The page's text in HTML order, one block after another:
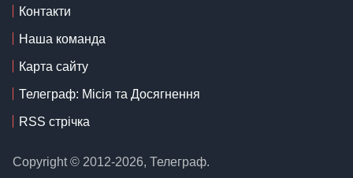
Контакти
Наша команда
Карта сайту
Телеграф: Місія та Досягнення
RSS стрічка
Copyright © 2012-2026, Телеграф.